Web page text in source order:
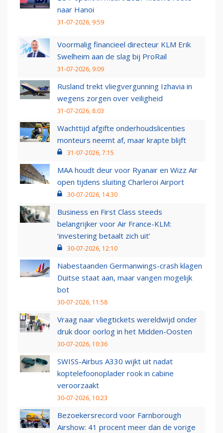
naar Hanoi
31-07-2026, 9:59
Voormalig financieel directeur KLM Erik
Swelheim aan de slag bij ProRail
31-07-2026, 9:09
Rusland trekt vliegvergunning Izhavia in
wegens zorgen over veiligheid
31-07-2026, 8:03
Wachttijd afgifte onderhoudslicenties
monteurs neemt af, maar krapte blijft
31-07-2026, 7:15
MAA houdt deur voor Ryanair en Wizz Air
open tijdens sluiting Charleroi Airport
30-07-2026, 14:30
Business en First Class steeds
belangrijker voor Air France-KLM:
‘investering betaalt zich uit’
30-07-2026, 12:10
Nabestaanden Germanwings-crash klagen
Duitse staat aan, maar vangen mogelijk
bot
30-07-2026, 11:58
Vraag naar vliegtickets wereldwijd onder
druk door oorlog in het Midden-Oosten
30-07-2026, 10:36
SWISS-Airbus A330 wijkt uit nadat
koptelefoonoplader rook in cabine
veroorzaakt
30-07-2026, 10:23
Bezoekersrecord voor Farnborough
Airshow: 41 procent meer dan de vorige